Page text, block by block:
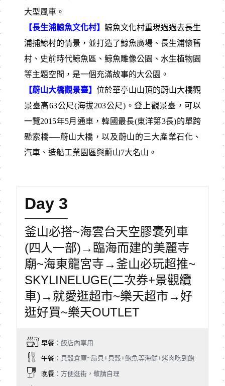
大型風車。
【長生浦鯨魚文化村】 鯨魚文化村重現過過去長生
浦捕鯨村的情景，並打造了鯨魚廣場、長生浦懷舊
村、史前時代鯨魚區、鯨魚雕像公園、水生植物園
等主題空間，是一個充滿故事的大公園。
【蔚山大橋觀景臺】 位於華亭山山頂的蔚山大橋觀
景臺高63公尺(海拔203公尺)。登上觀景臺，可以
一覽2015年5月通車，韓國最長(東洋第3長)的單跨
懸索橋──蔚山大橋，以及蔚山的三大產業石化、
汽車、造船工業園區與蔚山7大名山。
Day 3
釜山必搭~海雲台天空膠囊列車
(四人一部)→臨海而建的美麗寺
廟~海東龍宮寺→釜山必玩超推~
SKYLINELUGE(二次券+景觀纜
車)→就愛逛超市~樂天超市→好
逛好買~樂天OUTLET
早餐：飯店內享用
午餐：貝殼倉庫~扇貝+貝殼+鮑魚等海鮮+烤肉吃到飽
晚餐：方便逛街，敬請自理